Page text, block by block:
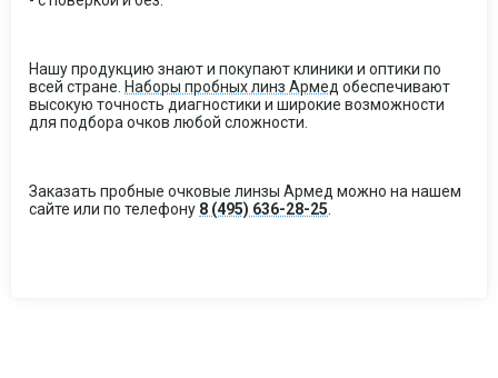
Нашу продукцию знают и покупают клиники и оптики по
всей стране. Наборы пробных линз Армед обеспечивают
высокую точность диагностики и широкие возможности
для подбора очков любой сложности.
Заказать пробные очковые линзы Армед можно на нашем
сайте или по телефону 8 (495) 636-28-25